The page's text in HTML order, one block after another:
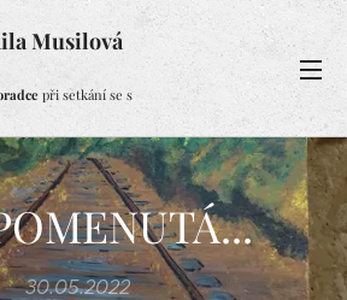
Musilová
při setkání se s
30.05.2022